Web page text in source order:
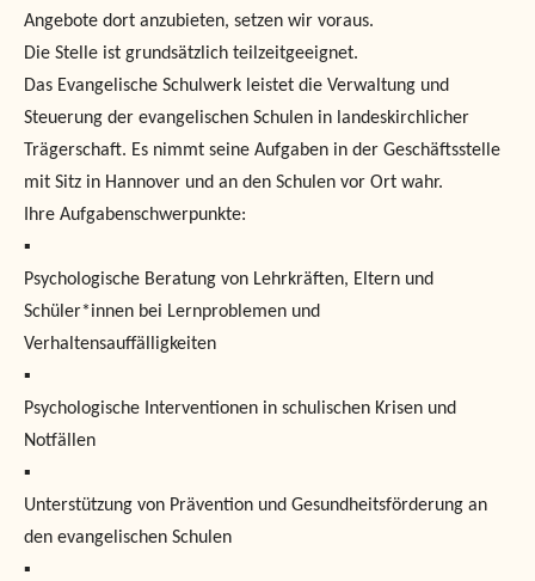
Angebote dort anzubieten, setzen wir voraus.
Die Stelle ist grundsätzlich teilzeitgeeignet.
Das Evangelische Schulwerk leistet die Verwaltung und
Steuerung der evangelischen Schulen in landeskirchlicher
Trägerschaft. Es nimmt seine Aufgaben in der Geschäftsstelle
mit Sitz in Hannover und an den Schulen vor Ort wahr.
Ihre Aufgabenschwerpunkte:
▪
Psychologische Beratung von Lehrkräften, Eltern und
Schüler*innen bei Lernproblemen und
Verhaltensauffälligkeiten
▪
Psychologische Interventionen in schulischen Krisen und
Notfällen
▪
Unterstützung von Prävention und Gesundheitsförderung an
den evangelischen Schulen
▪